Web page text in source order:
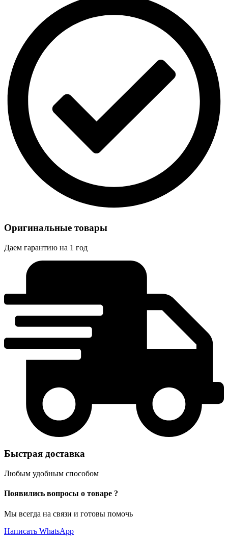
Оригинальные товары
Даем гарантию на 1 год
Быстрая доставка
Любым удобным способом
Появились вопросы о товаре ?
Мы всегда на связи и готовы помочь
Написать WhatsApp